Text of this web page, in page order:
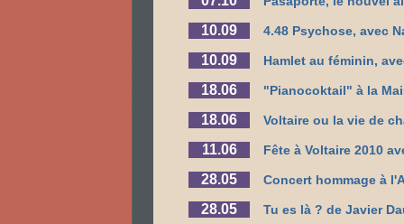
10.09 4.48 Psychose, avec
10.09 Hamlet au féminin,
18.06 "Pianocoktail" à la
18.06 Voltaire ou la vie de
11.06 Fête à Voltaire 2010
28.05 Concert hommage à
28.05 Tu es là ? de Javier